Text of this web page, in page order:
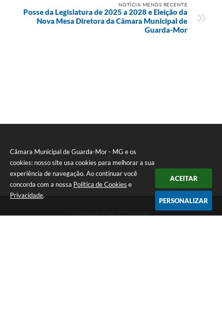
Câmara Municipal de Guarda-Mor - MG e os
cookies: nosso site usa cookies para melhorar a sua
experiência de navegação. Ao continuar você
concorda com a nossa Política de Cookies e
Privacidade.
ACEITAR
PERSONALIZAR
NOTÍCIA MENOS RECENTE
Posse da Legislatura de 2025 a 2028 e Eleição da
Nova Mesa Diretora da Câmara Municipal de
Guarda-Mor
Telefone: (38) 3773-0100